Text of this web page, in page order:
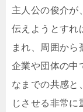
主人公の俊介が
伝えようとすれ
まれ、周囲から
企業や団体の中
なまでの共感と
じさせる非常に